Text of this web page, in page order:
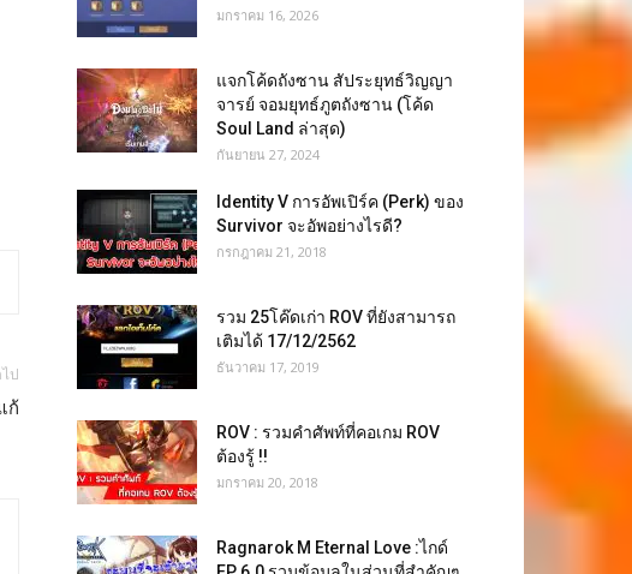
ป
ก้
มกราคม 16, 2026
แจกโค้ดถังซาน สัประยุทธ์วิญญา
จารย์ จอมยุทธ์ภูตถังซาน (โค้ด
Soul Land ล่าสุด)
กันยายน 27, 2024
Identity V การอัพเปิร์ค (Perk) ของ
Survivor จะอัพอย่างไรดี?
กรกฎาคม 21, 2018
รวม 25โค๊ดเก่า ROV ที่ยังสามารถ
เติมได้ 17/12/2562
ธันวาคม 17, 2019
ROV : รวมคำศัพท์ที่คอเกม ROV
ต้องรู้ !!
มกราคม 20, 2018
Ragnarok M Eternal Love :ไกด์